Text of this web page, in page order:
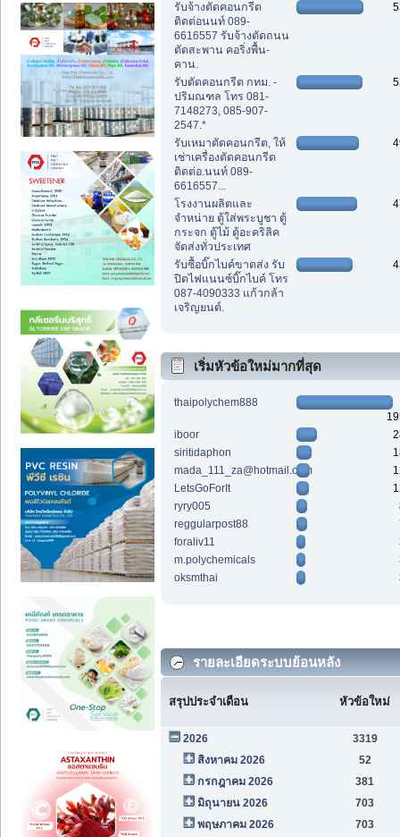
รับจ้างตัดคอนกรีต
ติดต่อนนท์ 089-
6616557 รับจ้างตัดถนน
ตัดสะพาน คอริ่งพื้น-
คาน.
รับตัดคอนกรีต กทม. -
ปริมณฑล โทร 081-
7148273, 085-907-
2547.*
รับเหมาตัดคอนกรีต, ให้
เช่าเครื่องตัดคอนกรีต
ติดต่อ.นนท์ 089-
6616557...
โรงงานผลิตและ
จำหน่าย ตู้ใส่พระบูชา ตู้
กระจก ตู้ไม้ ตู้อะคริลิค
จัดส่งทั่วประเทศ
รับซื้อบิ๊กไบค์ขาดส่ง รับ
ปิดไฟแนนซ์บิ๊กไบค์ โทร
087-4090333 แก้วกล้า
เจริญยนต์.
เริ่มหัวข้อใหม่มากที่สุด
thaipolychem888
iboor
siritidaphon
mada_111_za@hotmail.com
LetsGoForIt
ryry005
reggularpost88
foraliv11
m.polychemicals
oksmthai
รายละเอียดระบบย้อนหลัง
สรุปประจำเดือน หัวข้อใหม่
2026
3319
สิงหาคม 2026
52
กรกฎาคม 2026
381
มิถุนายน 2026
703
พฤษภาคม 2026
703